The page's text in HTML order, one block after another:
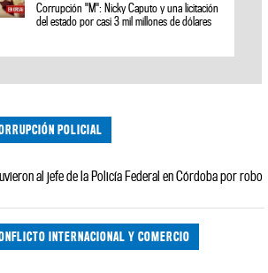
Corrupción "M": Nicky Caputo y una licitación
del estado por casi 3 mil millones de dólares
POLICIAL
al jefe de la Policía Federal en Córdoba por robo
INTERNACIONAL Y COMERCIO